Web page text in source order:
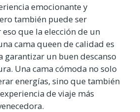
emocionante y
también puede ser
que la elección de un
cama queen de calidad es
garantizar un buen descanso
Una cama cómoda no solo
energías, sino que también
de viaje más